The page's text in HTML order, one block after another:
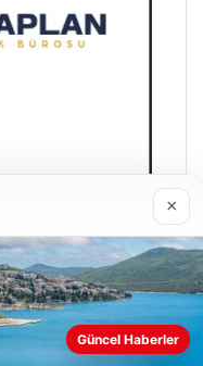
×
Güncel Haberler